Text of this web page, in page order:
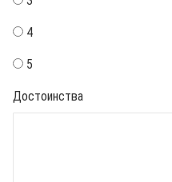
4
5
Достоинства